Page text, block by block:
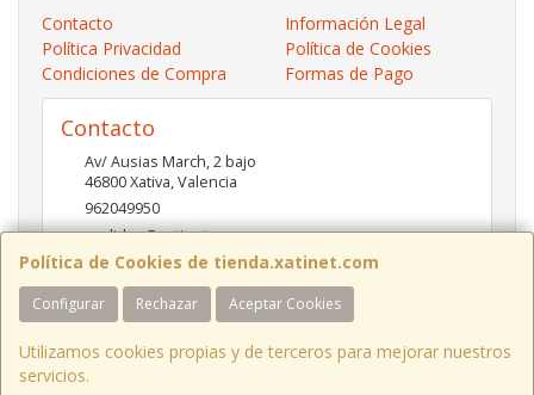
Política de Cookies de tienda.xatinet.com
Configurar Rechazar Aceptar Cookies
Utilizamos cookies propias y de terceros para mejorar nuestros
servicios.
Contacto
Información Legal
Política Privacidad
Política de Cookies
Condiciones de Compra
Formas de Pago
Contacto
Av/ Ausias March, 2 bajo
46800Xativa,Valencia
962049950
pedidos@xatinet.com
Horario
9-13:30 16:30-19:30